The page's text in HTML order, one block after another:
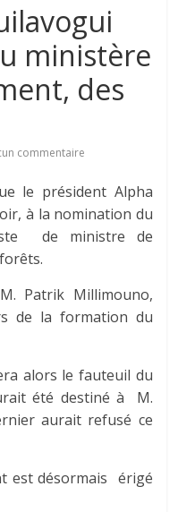
ministère
des
commentaire
le président Alpha
à la nomination du
de ministre de
Patrik Millimouno,
de la formation du
alors le fauteuil du
été destiné à M.
aurait refusé ce
est désormais érigé